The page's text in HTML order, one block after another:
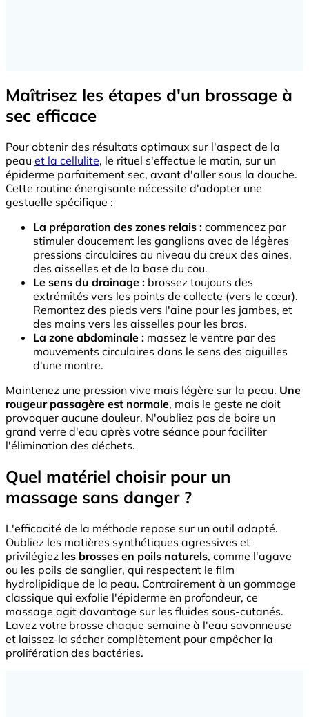
Maîtrisez les étapes d'un brossage à
sec efficace
Pour obtenir des résultats optimaux sur l'aspect de la
peau et la cellulite, le rituel s'effectue le matin, sur un
épiderme parfaitement sec, avant d'aller sous la douche.
Cette routine énergisante nécessite d'adopter une
gestuelle spécifique :
La préparation des zones relais : commencez par
stimuler doucement les ganglions avec de légères
pressions circulaires au niveau du creux des aines,
des aisselles et de la base du cou.
Le sens du drainage : brossez toujours des
extrémités vers les points de collecte (vers le cœur).
Remontez des pieds vers l'aine pour les jambes, et
des mains vers les aisselles pour les bras.
La zone abdominale : massez le ventre par des
mouvements circulaires dans le sens des aiguilles
d'une montre.
Maintenez une pression vive mais légère sur la peau. Une
rougeur passagère est normale, mais le geste ne doit
provoquer aucune douleur. N'oubliez pas de boire un
grand verre d'eau après votre séance pour faciliter
l'élimination des déchets.
Quel matériel choisir pour un
massage sans danger ?
L'efficacité de la méthode repose sur un outil adapté.
Oubliez les matières synthétiques agressives et
privilégiez les brosses en poils naturels, comme l'agave
ou les poils de sanglier, qui respectent le film
hydrolipidique de la peau. Contrairement à un gommage
classique qui exfolie l'épiderme en profondeur, ce
massage agit davantage sur les fluides sous-cutanés.
Lavez votre brosse chaque semaine à l'eau savonneuse
et laissez-la sécher complètement pour empêcher la
prolifération des bactéries.